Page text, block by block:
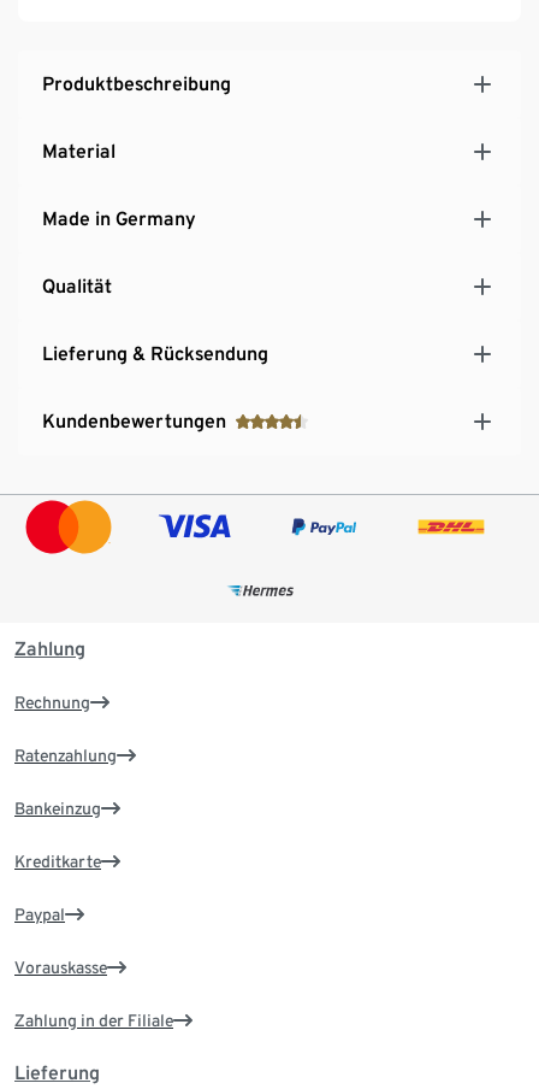
MADE IN GERMANY
Produktbeschreibung
Material
Made in Germany
Qualität
Lieferung & Rücksendung
Kundenbewertungen
Zahlung
Rechnung
Ratenzahlung
Bankeinzug
Kreditkarte
Paypal
Vorauskasse
Zahlung in der Filiale
Lieferung